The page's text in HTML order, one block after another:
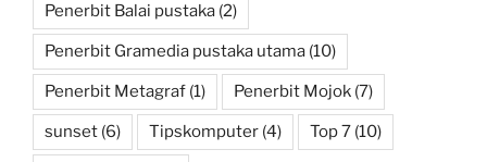
Penerbit Balai pustaka (2)
Penerbit Gramedia pustaka utama (10)
Penerbit Metagraf (1) Penerbit Mojok (7)
sunset (6) Tipskomputer (4) Top 7 (10)